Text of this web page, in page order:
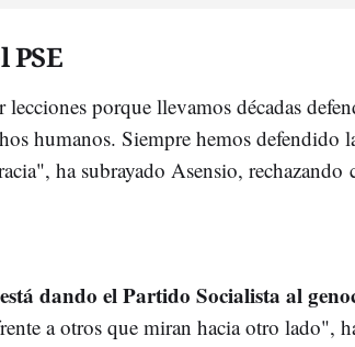
PSE
lecciones porque llevamos décadas
humanos. Siempre hemos defendido
ha subrayado Asensio, rechazando
dando el Partido Socialista al
a otros que miran hacia otro lado",